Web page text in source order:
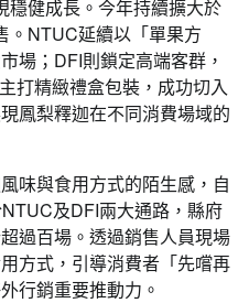
穩健成長。今年持續擴大於
。NTUC延續以「單果方
場；DFI則鎖定高端客群，
打精緻禮盒包裝，成功切入
鳳梨釋迦在不同消費場域的
味與食用方式的陌生感，自
及DFI兩大通路，縣府
過百場。透過銷售人員現場
方式，引導消費者「先嚐再
行銷重要推動力。